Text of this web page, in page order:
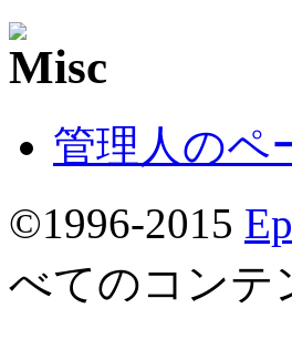
管理人のペ
©1996-2015
べてのコンテ